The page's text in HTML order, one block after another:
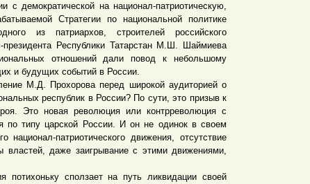
с демократической на национал-патриотическую,
Стратегии по национальной политике
из патриархов, строителей российского
президента Республики Татарстан М.Ш. Шаймиева
отношений дали повод к небольшому
и будущих событий в России.
М.Д. Прохорова перед широкой аудиторией о
республик в России? По сути, это призыв к
Это новая революция или контрреволюция с
по типу царской России. И он не одинок в своем
национал-патриотического движения, отсутствие
властей, даже заигрывание с этими движениями,
сползает на путь ликвидации своей